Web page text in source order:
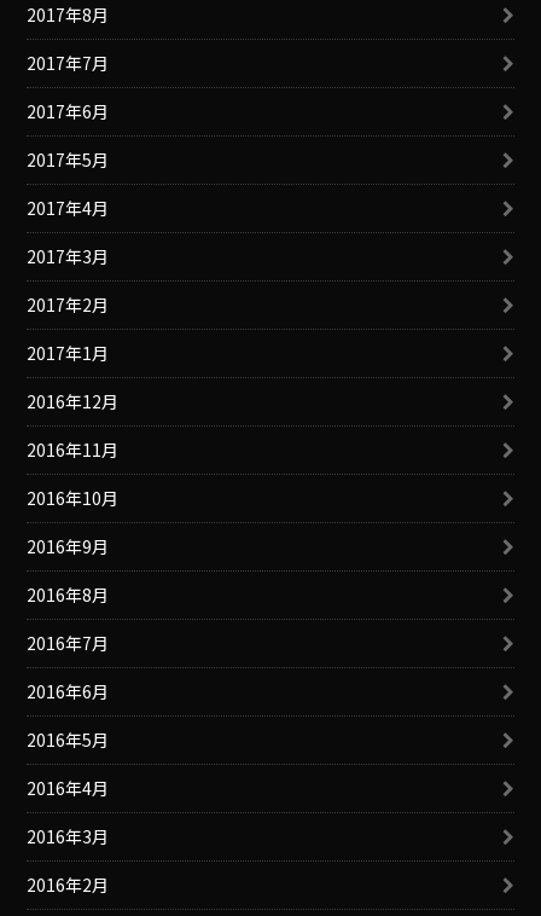
2017年8月
2017年7月
2017年6月
2017年5月
2017年4月
2017年3月
2017年2月
2017年1月
2016年12月
2016年11月
2016年10月
2016年9月
2016年8月
2016年7月
2016年6月
2016年5月
2016年4月
2016年3月
2016年2月